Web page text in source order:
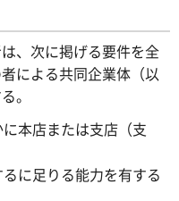
、次に掲げる要件を全
による共同企業体（以
。
本店または支店（支
に足りる能力を有する